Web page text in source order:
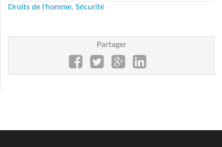
Droits de l'homme, Sécurité
Partager